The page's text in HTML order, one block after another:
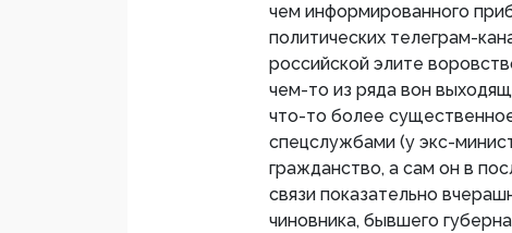
чем информированного
политических телеграм-
российской элите
чем-то из ряда вон
что-то более
спецслужбами (у экс-
гражданство, а сам он в
связи показательно
чиновника, бывшего